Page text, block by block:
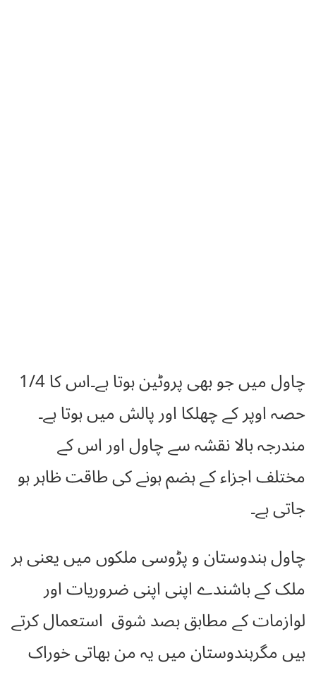
چاول میں جو بھی پروٹین ہوتا ہے۔اس کا 1/4
حصہ اوپر کے چھلکا اور پالش میں ہوتا ہے۔
مندرجہ بالا نقشہ سے چاول اور اس کے
مختلف اجزاء کے ہضم ہونے کی طاقت ظاہر ہو
جاتی ہے۔
چاول ہندوستان و پڑوسی ملکوں میں یعنی ہر
ملک کے باشندے اپنی اپنی ضروریات اور
لوازمات کے مطابق بصد شوق استعمال کرتے
ہیں مگرہندوستان میں یہ من بھاتی خوراک